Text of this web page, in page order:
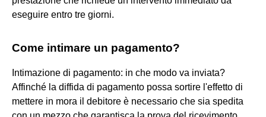
eseguire entro tre giorni.
Come intimare un pagamento?
Intimazione di pagamento: in che modo va inviata?
Affinché la diffida di pagamento possa sortire l'effetto di
mettere in mora il debitore è necessario che sia spedita